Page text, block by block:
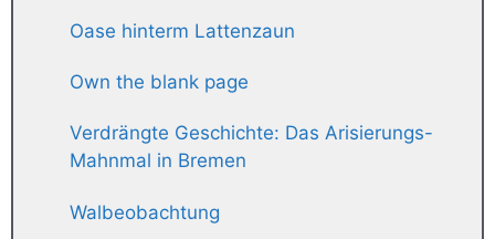
Oase hinterm Lattenzaun
Own the blank page
Verdrängte Geschichte: Das Arisierungs-
Mahnmal in Bremen
Walbeobachtung